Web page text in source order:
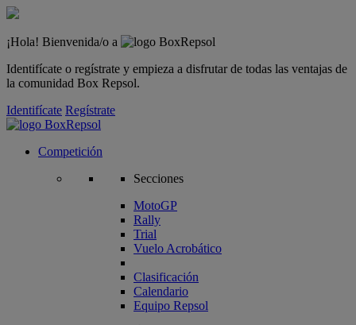
¡Hola! Bienvenida/o a
Identifícate o regístrate y empieza a disfrutar de todas las ventajas de
la comunidad Box Repsol.
Identifícate Regístrate
Competición
Secciones
MotoGP
Rally
Trial
Vuelo Acrobático
Clasificación
Calendario
Equipo Repsol